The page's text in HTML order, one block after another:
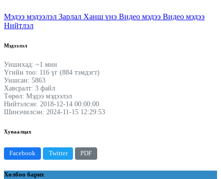
Мэдээ мэдээлэл Зарлал Ханш үнэ Видео мэдээ Видео мэдээ
Нийтлэл
Мэдээлэл
Уншихад: ~1 мин
Үгийн тоо: 116 үг (884 тэмдэгт)
Уншсан: 5863
Хавсралт: 3 файл
Төрөл: Мэдээ мэдээлэл
Нийтэлсэн: 2018-12-14 00:00:00
Шинэчилсэн: 2024-11-15 12:29:53
Хуваалцах
Facebook Twitter PDF
Холбоо барих